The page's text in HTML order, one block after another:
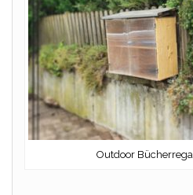
Outdoor Bücherregal